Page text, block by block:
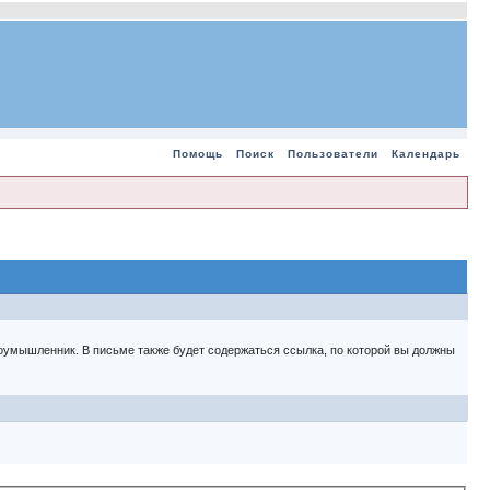
Помощь Поиск Пользователи Календарь
В письме также будет содержаться ссылка, по которой вы должны